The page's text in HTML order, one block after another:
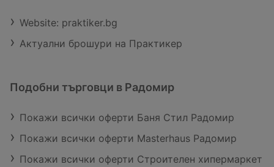
Website: praktiker.bg
Актуални брошури на Практикер
Подобни търговци в Радомир
Покажи всички оферти Баня Стил Радомир
Покажи всички оферти Masterhaus Радомир
Покажи всички оферти Строителен хипермаркет